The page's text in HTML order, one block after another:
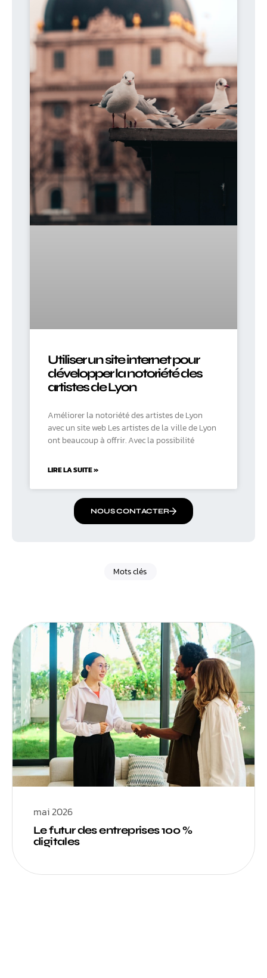
Utiliser un site internet pour
développer la notoriété des
artistes de Lyon
Améliorer la notoriété des artistes de Lyon
avec un site web Les artistes de la ville de Lyon
ont beaucoup à offrir. Avec la possibilité
LIRE LA SUITE »
NOUS CONTACTER
Mots clés
mai 2026
Le futur des entreprises 100 %
digitales